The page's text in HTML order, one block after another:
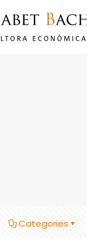
Categories